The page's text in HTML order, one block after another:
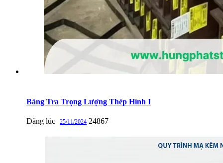
Bảng Tra Trọng Lượng Thép Hình I
Đăng lúc 25/11/2024 24867